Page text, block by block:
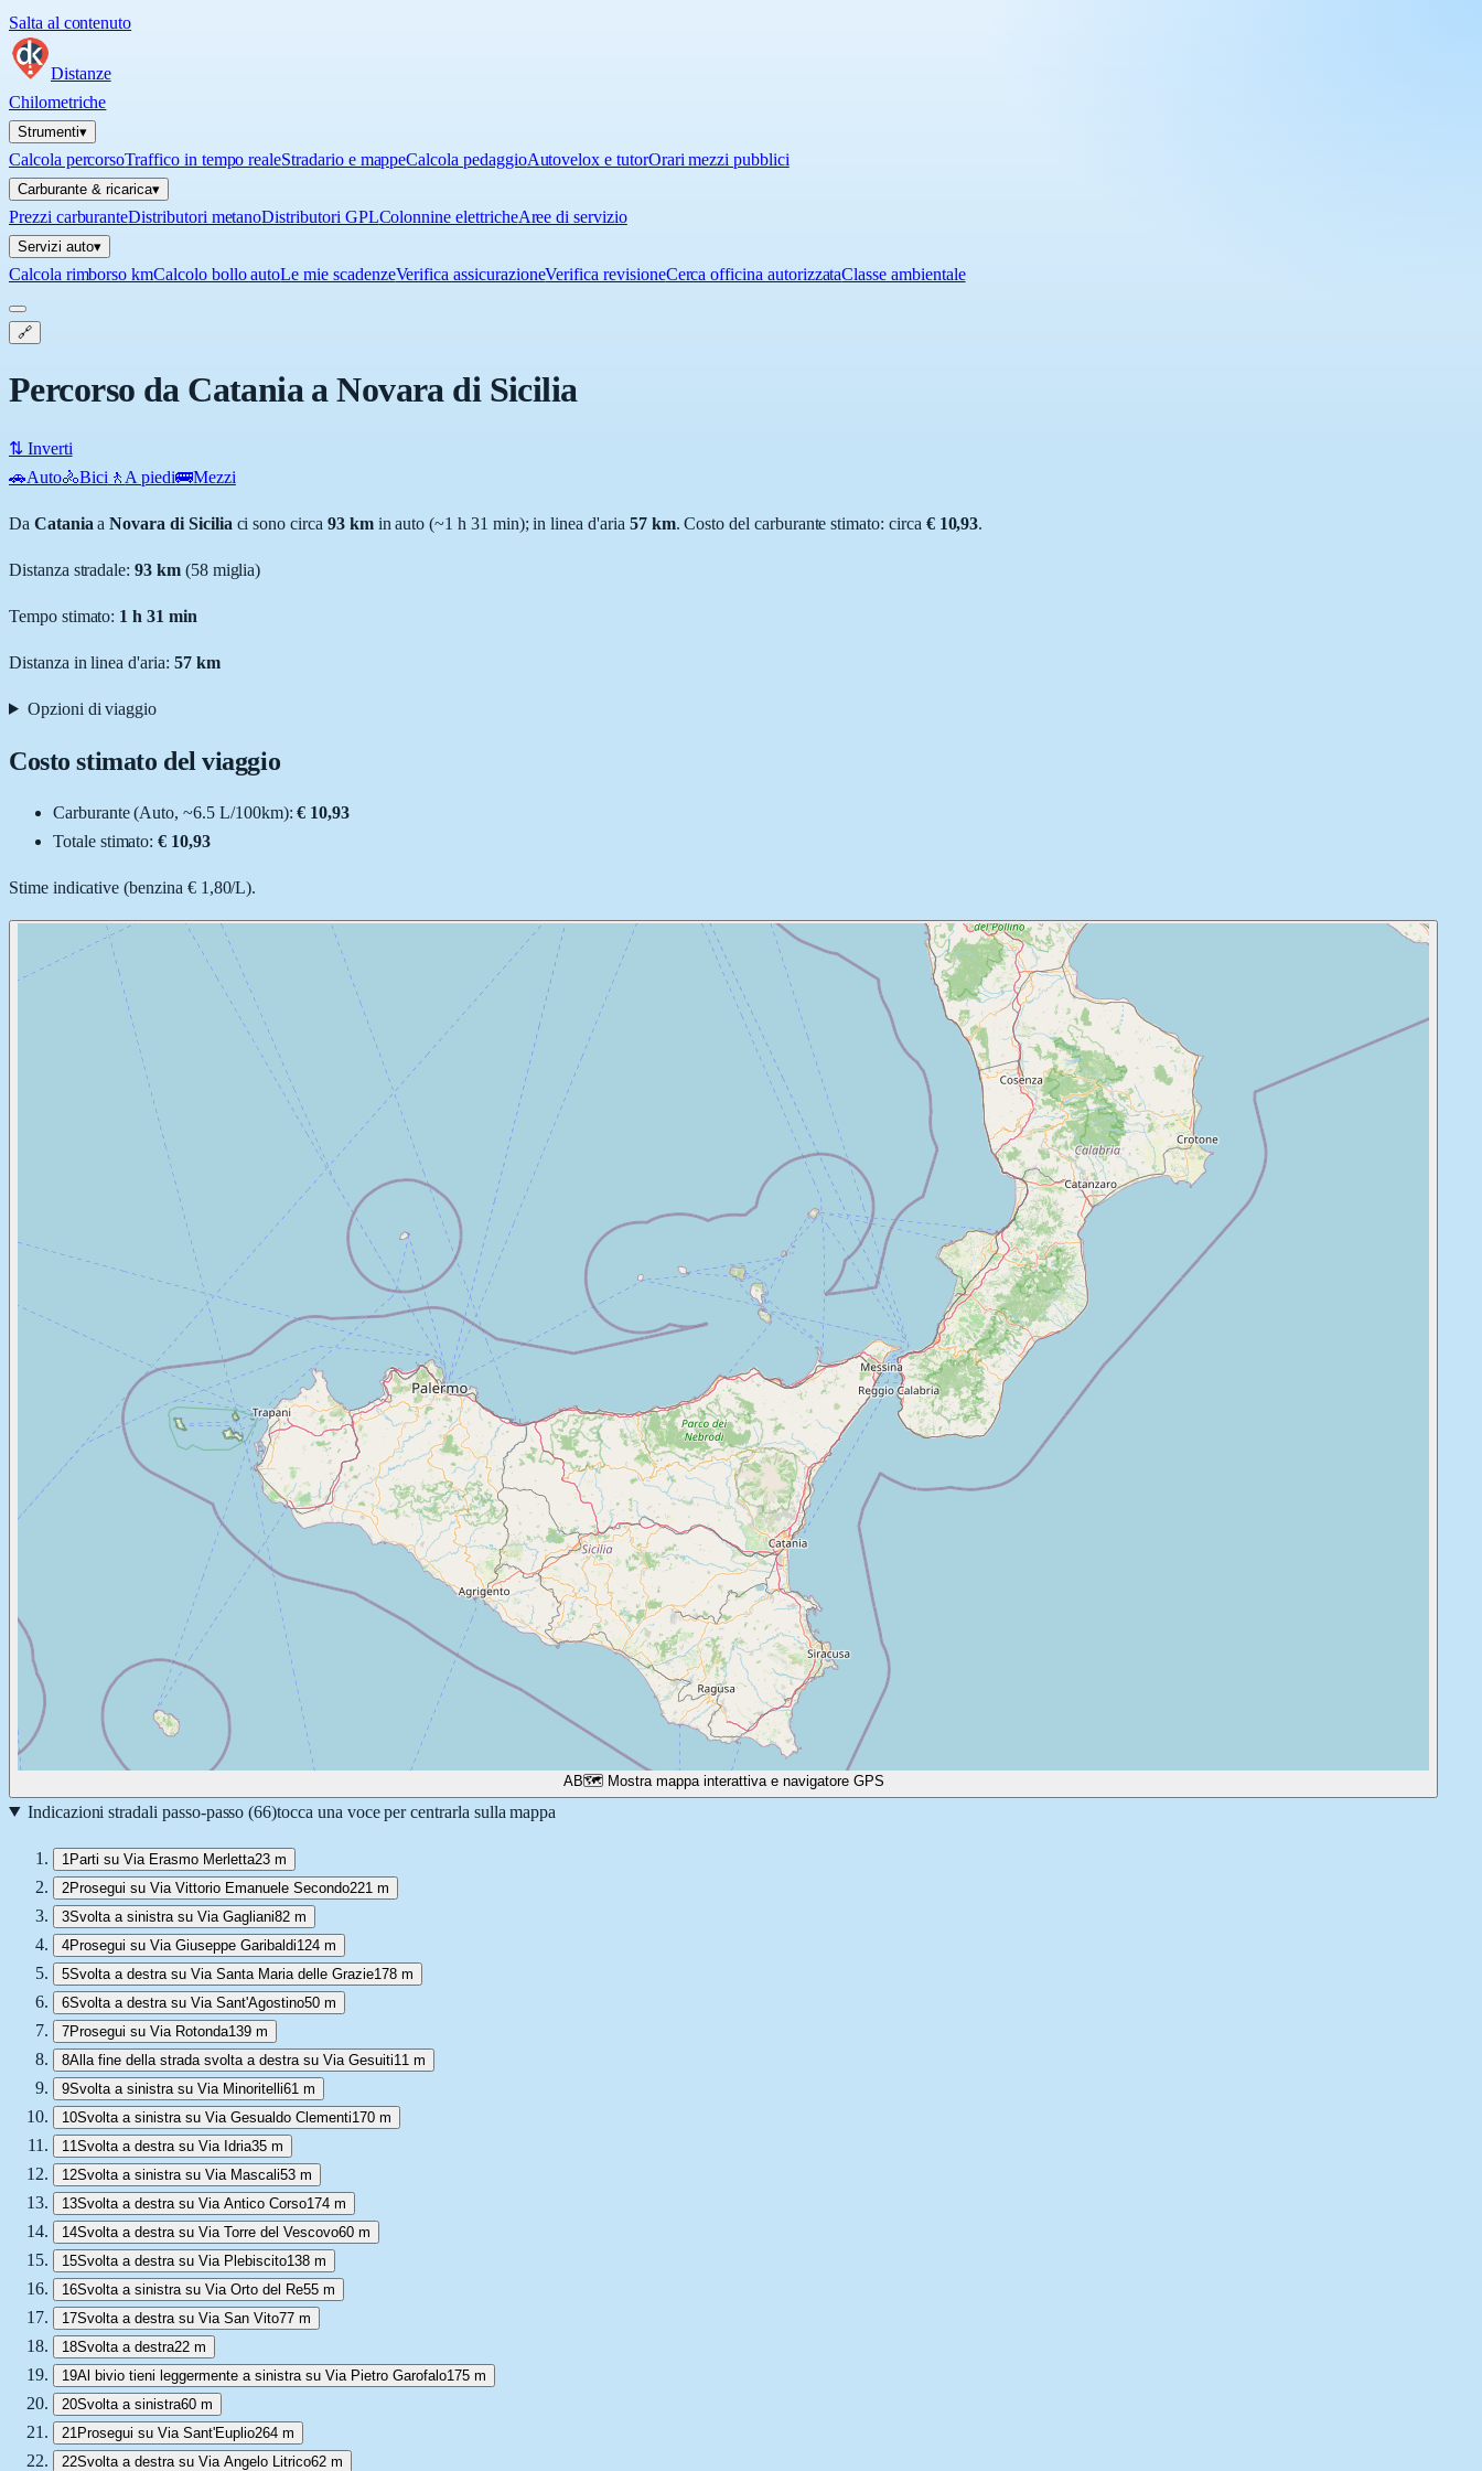
Salta al contenuto
Distanze
Chilometriche
Strumenti▾
Calcola percorsoTraffico in tempo realeStradario e mappeCalcola pedaggioAutovelox e tutorOrari mezzi pubblici
Carburante & ricarica▾
Prezzi carburanteDistributori metanoDistributori GPLColonnine elettricheAree di servizio
Servizi auto▾
Calcola rimborso kmCalcolo bollo autoLe mie scadenzeVerifica assicurazioneVerifica revisioneCerca officina autorizzataClasse ambientale
🔗
Percorso da Catania a Novara di Sicilia
⇅ Inverti
🚗Auto🚴Bici 🚶 A piedi🚌Mezzi
Da Catania aNovara di Sicilia ci sono circa 93kmin auto (~1 h 31 min); in linea d'aria 57km. Costo del carburante stimato: circa € 10,93.
Distanza stradale:93 km (58miglia)
Tempo stimato: 1 h 31 min
Distanza in linea d'aria: 57km
Opzioni di viaggio
Costo stimato del viaggio
Carburante (Auto, ~6.5 L/100km): € 10,93
Totale stimato:€ 10,93
Stime indicative (benzina € 1,80/L).
AB🗺️ Mostra mappa interattiva e navigatore GPS
Indicazioni stradali passo-passo (66)tocca una voce per centrarla sulla mappa
1 Parti su Via Erasmo Merletta23 m
2Prosegui su Via Vittorio Emanuele Secondo221 m
3Svolta a sinistra su Via Gagliani82 m
4Prosegui su Via Giuseppe Garibaldi124 m
5Svolta a destra su Via Santa Maria delle Grazie178 m
6Svolta a destra su Via Sant'Agostino50 m
7Prosegui su Via Rotonda139 m
8Alla fine della strada svolta a destra su Via Gesuiti11 m
9Svolta a sinistra su Via Minoritelli61 m
10Svolta a sinistra su Via Gesualdo Clementi170 m
11Svolta a destra su Via Idria35 m
12Svolta a sinistra su Via Mascali53 m
13Svolta a destra su Via Antico Corso174 m
14Svolta a destra su Via Torre del Vescovo60 m
15Svolta a destra su Via Plebiscito138 m
16Svolta a sinistra su Via Orto del Re55 m
17Svolta a destra su Via San Vito77 m
18Svolta a destra22 m
19Al bivio tieni leggermente a sinistra su Via Pietro Garofalo175 m
20Svolta a sinistra60 m
21 Prosegui su Via Sant'Euplio264 m
22Svolta a destra su Via Angelo Litrico62 m